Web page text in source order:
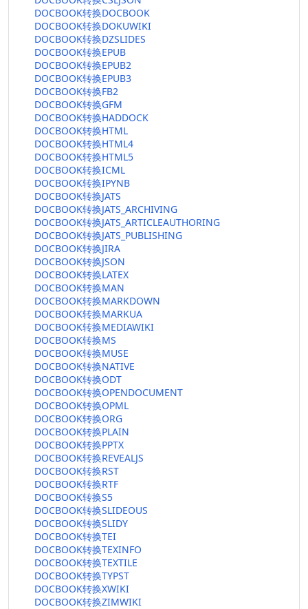
DOCBOOK转换DOCBOOK
DOCBOOK转换DOKUWIKI
DOCBOOK转换DZSLIDES
DOCBOOK转换EPUB
DOCBOOK转换EPUB2
DOCBOOK转换EPUB3
DOCBOOK转换FB2
DOCBOOK转换GFM
DOCBOOK转换HADDOCK
DOCBOOK转换HTML
DOCBOOK转换HTML4
DOCBOOK转换HTML5
DOCBOOK转换ICML
DOCBOOK转换IPYNB
DOCBOOK转换JATS
DOCBOOK转换JATS_ARCHIVING
DOCBOOK转换JATS_ARTICLEAUTHORING
DOCBOOK转换JATS_PUBLISHING
DOCBOOK转换JIRA
DOCBOOK转换JSON
DOCBOOK转换LATEX
DOCBOOK转换MAN
DOCBOOK转换MARKDOWN
DOCBOOK转换MARKUA
DOCBOOK转换MEDIAWIKI
DOCBOOK转换MS
DOCBOOK转换MUSE
DOCBOOK转换NATIVE
DOCBOOK转换ODT
DOCBOOK转换OPENDOCUMENT
DOCBOOK转换OPML
DOCBOOK转换ORG
DOCBOOK转换PLAIN
DOCBOOK转换PPTX
DOCBOOK转换REVEALJS
DOCBOOK转换RST
DOCBOOK转换RTF
DOCBOOK转换S5
DOCBOOK转换SLIDEOUS
DOCBOOK转换SLIDY
DOCBOOK转换TEI
DOCBOOK转换TEXINFO
DOCBOOK转换TEXTILE
DOCBOOK转换TYPST
DOCBOOK转换XWIKI
DOCBOOK转换ZIMWIKI